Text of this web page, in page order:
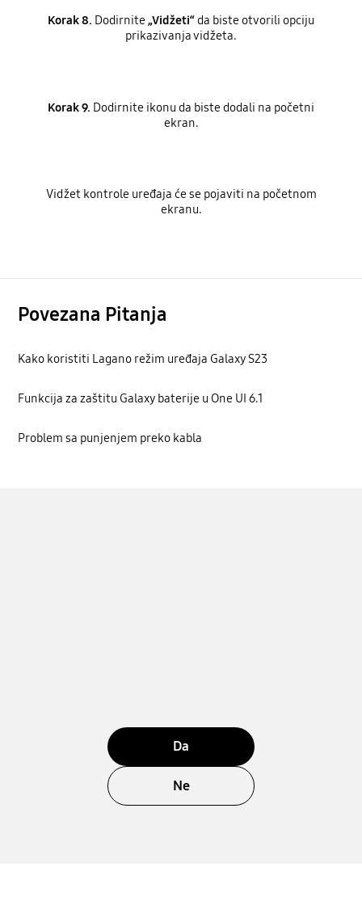
Korak 8. Dodirnite„Vidžeti“da biste otvorili opciju
prikazivanja vidžeta.
Korak 9. Dodirnite ikonu da biste dodali na početni
ekran.
Vidžet kontrole uređaja će se pojaviti na početnom
ekranu.
Povezana Pitanja
Kako koristiti Lagano režim uređaja Galaxy S23
Funkcija za zaštitu Galaxy baterije u One UI 6.1
Problem sa punjenjem preko kabla
Da
Ne